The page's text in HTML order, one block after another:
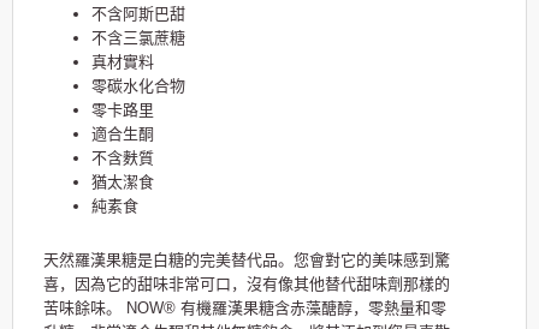
不含阿斯巴甜
不含三氯蔗糖
真材實料
零碳水化合物
零卡路里
適合生酮
不含麩質
猶太潔食
純素食
天然羅漢果糖是白糖的完美替代品。您會對它的美味感到驚
喜，因為它的甜味非常可口，沒有像其他替代甜味劑那樣的
苦味餘味。 NOW® 有機羅漢果糖含赤藻醣醇，零熱量和零